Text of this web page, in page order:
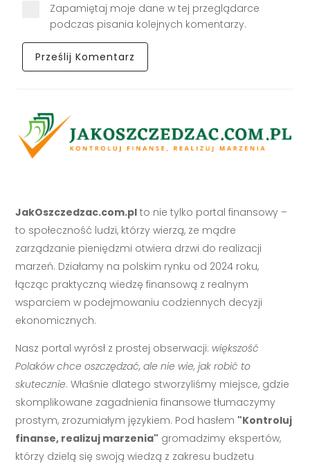
Zapamiętaj moje dane w tej przeglądarce
podczas pisania kolejnych komentarzy.
JakOszczedzac.com.pl to nie tylko portal finansowy –
to społeczność ludzi, którzy wierzą, że mądre
zarządzanie pieniędzmi otwiera drzwi do realizacji
marzeń. Działamy na polskim rynku od 2024 roku,
łącząc praktyczną wiedzę finansową z realnym
wsparciem w podejmowaniu codziennych decyzji
ekonomicznych.
Nasz portal wyrósł z prostej obserwacji: większość
Polaków chce oszczędzać, ale nie wie, jak robić to
skutecznie. Właśnie dlatego stworzyliśmy miejsce, gdzie
skomplikowane zagadnienia finansowe tłumaczymy
prostym, zrozumiałym językiem. Pod hasłem "Kontroluj
finanse, realizuj marzenia" gromadzimy ekspertów,
którzy dzielą się swoją wiedzą z zakresu budżetu